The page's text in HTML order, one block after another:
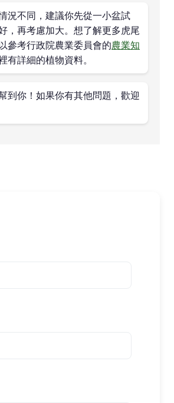
況不同，建議你先從一小盆試
，再考慮加大。想了解更多虎尾
參考行政院農業委員會的農業知
有詳細的植物資料。
到你！如果你有其他問題，歡迎